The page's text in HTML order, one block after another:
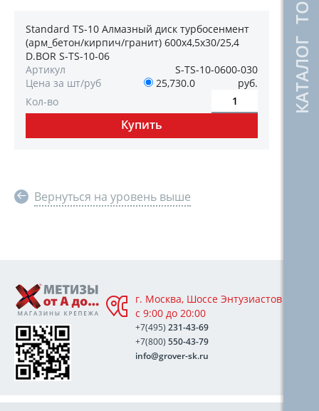
Standard TS-10 Алмазный диск турбосенмент
(арм_бетон/кирпич/гранит) 600x4,5x30/25,4
D.BOR S-TS-10-06
Артикул
S-TS-10-0600-030
Цена за шт/руб
25,730.0
руб.
Кол-во
Вернуться на уровень выше
г. Москва, Шоссе Энтузиастов 76А,
с 9:00 до 20:00
+7(495) 231-43-69
+7(800) 550-43-79
info@grover-sk.ru